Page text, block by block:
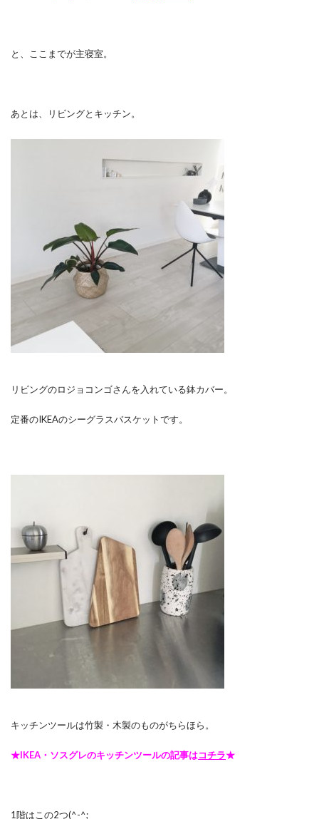
と、ここまでが主寝室。
あとは、リビングとキッチン。
リビングのロジョコンゴさんを入れている鉢カバー。
定番のIKEAのシーグラスバスケットです。
キッチンツールは竹製・木製のものがちらほら。
★IKEA・ソスグレのキッチンツールの記事はコチラ★
1階はこの2つ(^-^;